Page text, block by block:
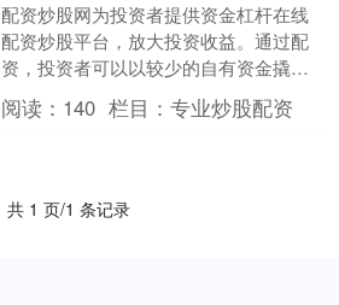
配资炒股网为投资者提供资金杠杆在线
配资炒股平台，放大投资收益。通过配
资，投资者可以以较少的自有资金撬动
更大的资金量，从而获得更高的收益。
股票配资是指投资者通过....
阅读： 140 栏目：专业炒股配资
共 1 页/1 条记录